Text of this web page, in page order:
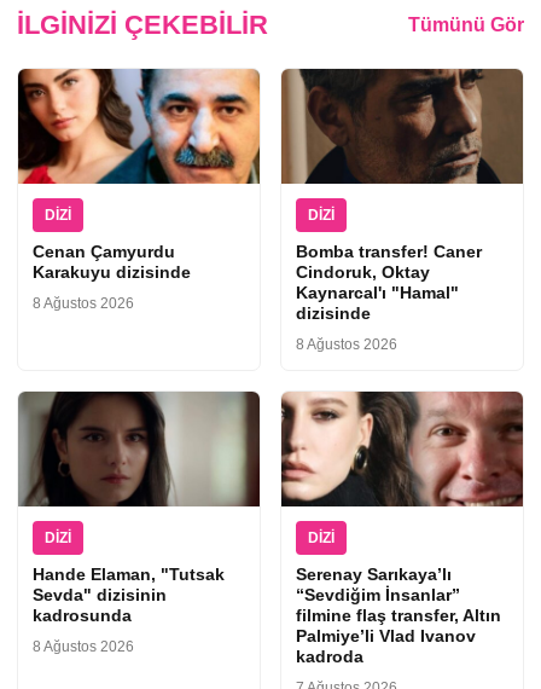
İLGINIZI ÇEKEBILIR Tümünü Gör
DIZI
Cenan Çamyurdu
Karakuyu dizisinde
8 Ağustos 2026
DIZI
Bomba transfer! Caner
Cindoruk, Oktay
Kaynarcal'ı "Hamal"
dizisinde
8 Ağustos 2026
DIZI
Hande Elaman, "Tutsak
Sevda" dizisinin
kadrosunda
8 Ağustos 2026
DIZI
Serenay Sarıkaya’lı
“Sevdiğim İnsanlar”
filmine flaş transfer, Altın
Palmiye’li Vlad Ivanov
kadroda